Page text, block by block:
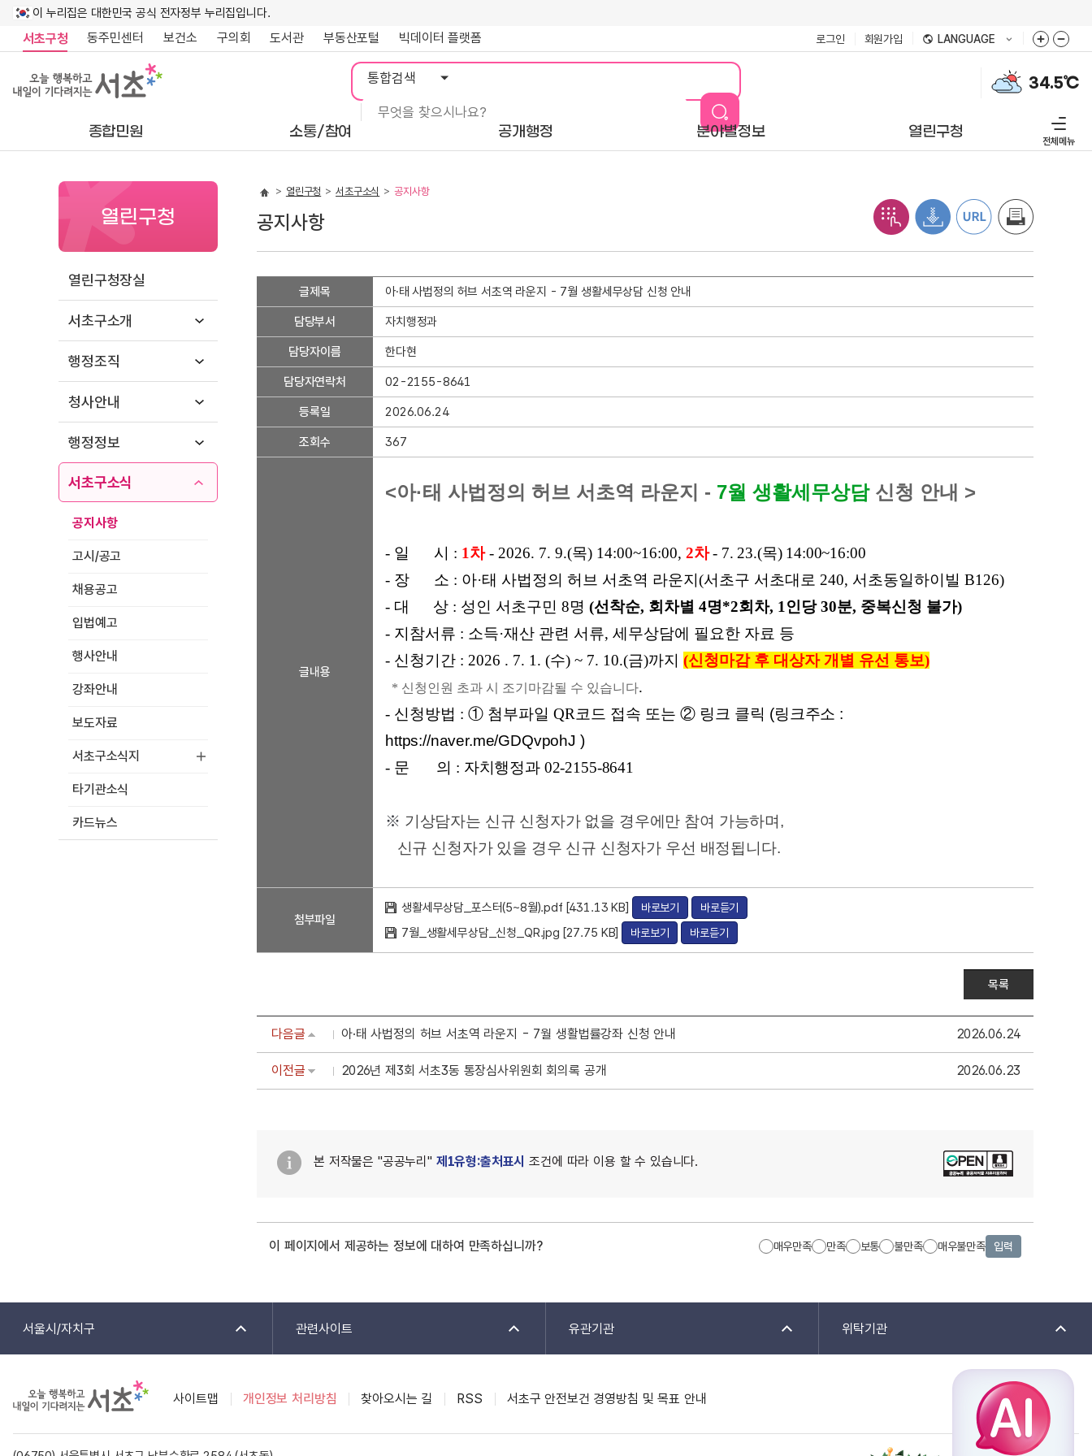
이 누리집은 대한민국 공식 전자정부 누리집입니다.
서초구청 동주민센터 보건소 구의회 도서관 부동산포털 빅데이터 플랫폼 로그인 회원가입 LANGUAGE
통
합
검
색
34.5℃
종합민원 소통/참여 공개행정 분야별정보 열린구청
전체메뉴
열린구청
열린구청장실
서초구소개
행정조직
청사안내
행정정보
서초구소식
공지사항
고시/공고
채용공고
입법예고
행사안내
강좌안내
보도자료
서초구소식지
타기관소식
카드뉴스
열린구청 서초구소식 공지사항
공지사항
지
항
보
글제목 아·태 사법정의 허브 서초역 라운지 - 7월 생활세무상담 신청 안내
담당부서 자치행정과
담당자이름 한다현
담당자연락처 02-2155-8641
등록일 2026.06.24
조회수 367
글내용
<아·태 사법정의 허브 서초역 라운지 - 7월 생활세무상담 신청 안내 >
- 일 시 : 1차- 2026. 7. 9.(목) 14:00~16:00, 2차- 7. 23.(목) 14:00~16:00
- 장 소 : 아·태 사법정의 허브 서초역 라운지 (서초구 서초대로 240, 서초동일하이빌 B126)
- 대 상 : 성인 서초구민 8명 (선착순, 회차별 4명*2회차, 1인당 30분, 중복신청 불가)
- 지참서류 : 소득·재산 관련 서류, 세무상담에 필요한 자료 등
- 신청기간 : 2026 . 7. 1. (수) ~ 7. 10.(금)까지 (신청마감 후 대상자 개별 유선 통보)
* 신청인원 초과 시 조기마감될 수 있습니다.
- 신청방법 : ① 첨부파일 QR코드 접속 또는 ② 링크 클릭 (링크주소 :
https://naver.me/GDQvpohJ )
- 문 의 : 자치행정과 02-2155-8641
※ 기상담자는 신규 신청자가 없을 경우에만 참여 가능하며,
신규 신청자가 있을 경우 신규 신청자가 우선 배정됩니다.
첨부파일
생활세무상담_포스터(5~8월).pdf [431.13 KB] 바로보기 바로듣기
7월_생활세무상담_신청_QR.jpg [27.75 KB] 바로보기 바로듣기
목록
다음글 아·태 사법정의 허브 서초역 라운지 - 7월 생활법률강좌 신청 안내 2026.06.24
이전글 2026년 제3회 서초3동 통장심사위원회 회의록 공개 2026.06.23
본 저작물은 "공공누리" 제1유형:출처표시 조건에 따라 이용 할 수 있습니다.
이 페이지에서 제공하는 정보에 대하여 만족하십니까? 매우만족 만족 보통 불만족 매우불만족 입력
서울시/자치구 관련사이트 유관기관 위탁기관
사이트맵 개인정보 처리방침 찾아오시는 길 RSS 서초구 안전보건 경영방침 및 목표 안내